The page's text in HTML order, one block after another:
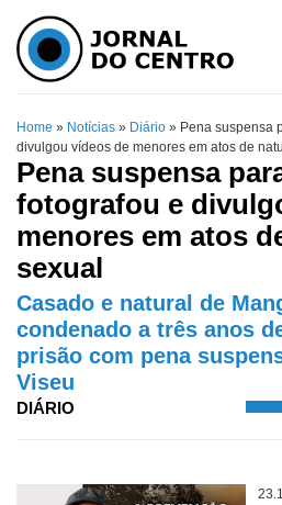
Home » Notícias » Diário » Pena suspensa
divulgou vídeos de menores em atos de
Pena suspensa
fotografou e
menores em atos
sexual
Casado e natural de
condenado a três anos
prisão com pena
Viseu
DIÁRIO